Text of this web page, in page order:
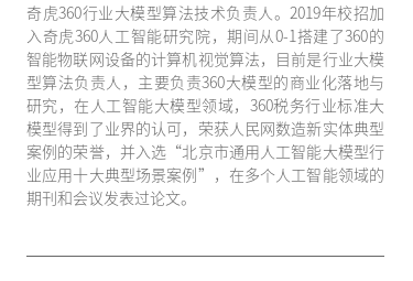
奇虎360行业大模型算法技术负责人。2019年校招加
入奇虎360人工智能研究院，期间从0-1搭建了360的
智能物联网设备的计算机视觉算法，目前是行业大模
型算法负责人，主要负责360大模型的商业化落地与
研究，在人工智能大模型领域，360税务行业标准大
模型得到了业界的认可，荣获人民网数造新实体典型
案例的荣誉，并入选“北京市通用人工智能大模型行
业应用十大典型场景案例”，在多个人工智能领域的
期刊和会议发表过论文。